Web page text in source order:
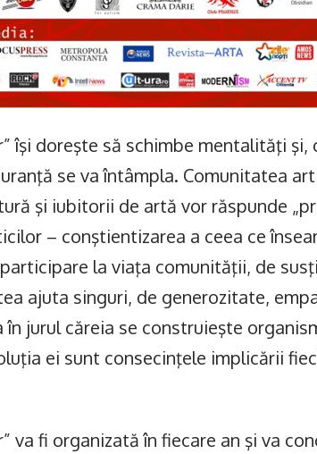
îşi doreşte să schimbe mentalităţi şi,
se va întâmpla. Comunitatea
şi iubitorii de artă vor răspunde
– conştientizarea a ceea ce
participare la viaţa comunităţii, de
ajuta singuri, de generozitate,
jurul căreia se construieşte
ei sunt consecinţele implicării
va fi organizată în fiecare an şi va